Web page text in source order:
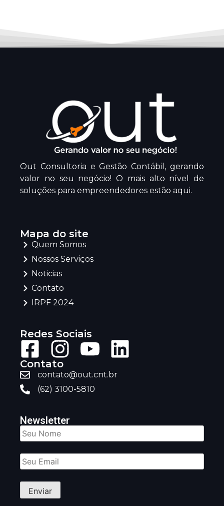
Out Consultoria e Gestão Contábil, gerando
valor no seu negócio! O mais alto nível de
soluções para empreendedores estão aqui.
Mapa do site
Quem Somos
Nossos Serviços
Noticias
Contato
IRPF 2024
Redes Sociais
Contato
contato@out.cnt.br
(62) 3100-5810
Newsletter